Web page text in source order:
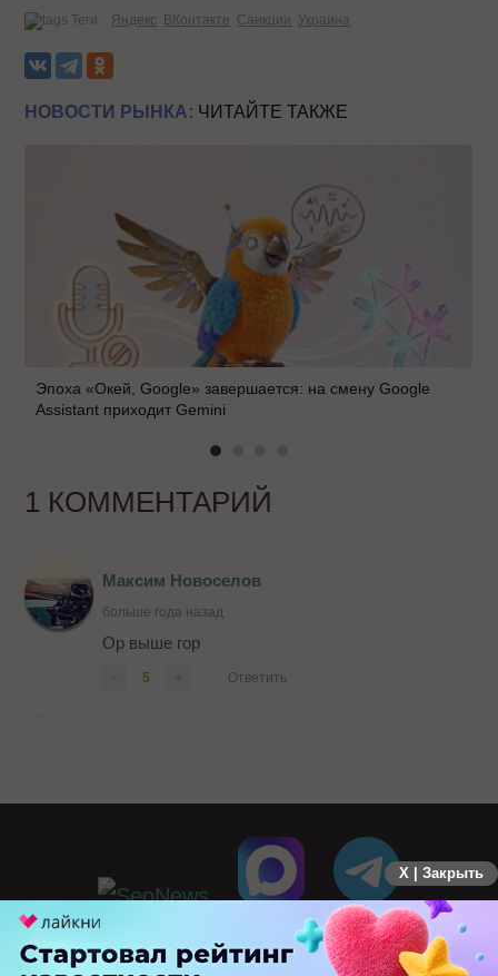
Теги: Яндекс ВКонтакте Санкции Украина
НОВОСТИ РЫНКА: ЧИТАЙТЕ ТАКЖЕ
Эпоха «Окей, Google» завершается: на смену Google
Assistant приходит Gemini
1 КОММЕНТАРИЙ
Максим Новоселов
больше года назад
Ор выше гор
5 Ответить
X | Закрыть
ПЕРЕЙТИ НА ПОЛНУЮ ВЕРСИЮ